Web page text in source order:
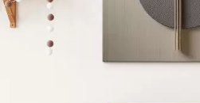
Яскраві, насичені кольори
Стійкість до вицвітання
Безпечне чорнило без запаху
Поверхня з текстурою полотна